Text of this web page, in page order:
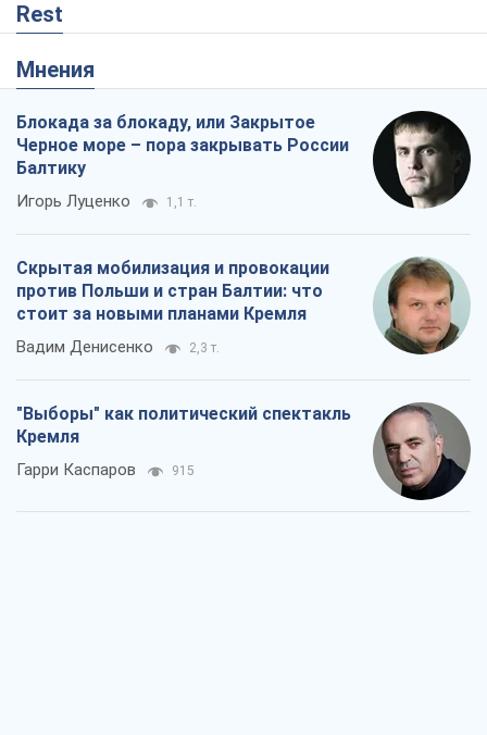
Rest
Мнения
Блокада за блокаду, или Закрытое
Черное море – пора закрывать России
Балтику
Игорь Луценко 1,1 т.
Скрытая мобилизация и провокации
против Польши и стран Балтии: что
стоит за новыми планами Кремля
Вадим Денисенко 2,3 т.
"Выборы" как политический спектакль
Кремля
Гарри Каспаров 915